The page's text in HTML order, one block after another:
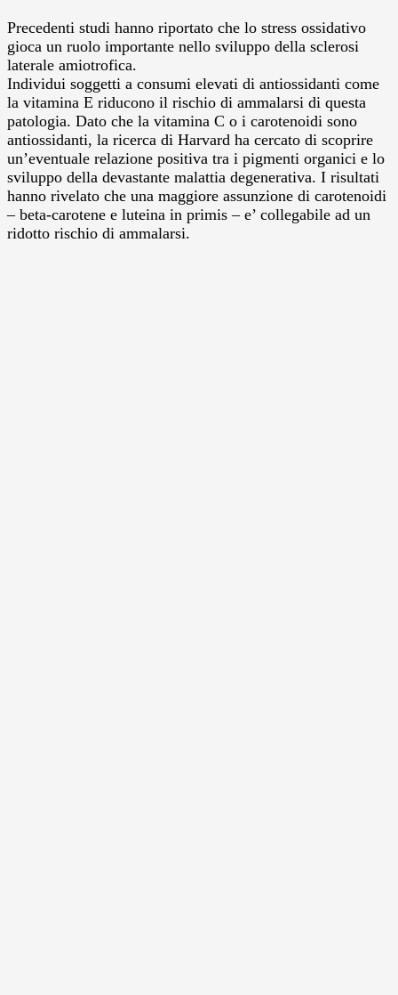
Precedenti studi hanno riportato che lo stress ossidativo
gioca un ruolo importante nello sviluppo della sclerosi
laterale amiotrofica.
Individui soggetti a consumi elevati di antiossidanti come
la vitamina E riducono il rischio di ammalarsi di questa
patologia. Dato che la vitamina C o i carotenoidi sono
antiossidanti, la ricerca di Harvard ha cercato di scoprire
un’eventuale relazione positiva tra i pigmenti organici e lo
sviluppo della devastante malattia degenerativa. I risultati
hanno rivelato che una maggiore assunzione di carotenoidi
– beta-carotene e luteina in primis – e’ collegabile ad un
ridotto rischio di ammalarsi.